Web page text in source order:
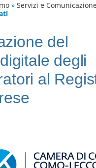
» Servizi e
del
degli
al